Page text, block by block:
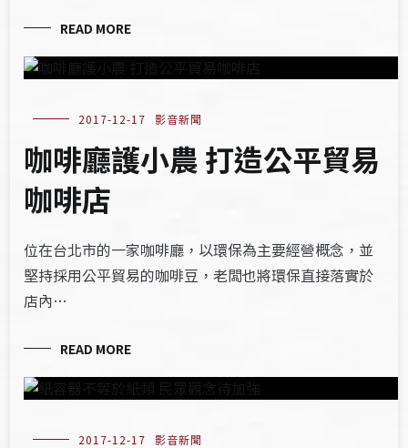
READ MORE
2017-12-17 影音新聞
咖啡廳護小農 打造公平貿易
咖啡店
位在台北市的一家咖啡廳，以環保為主要經營概念，並
堅持採用公平貿易的咖啡豆，老闆也將環保直接落實於
店內…
READ MORE
2017-12-17 影音新聞